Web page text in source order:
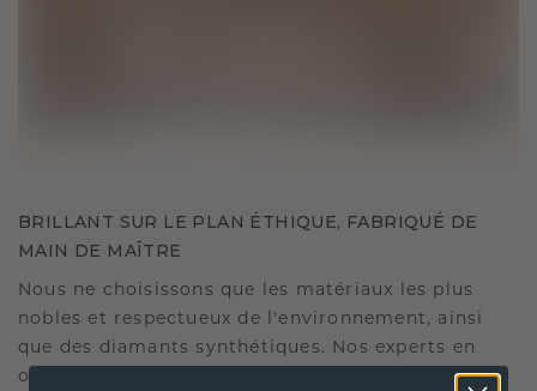
BRILLANT SUR LE PLAN ÉTHIQUE, FABRIQUÉ DE
MAIN DE MAÎTRE
Nous ne choisissons que les matériaux les plus
nobles et respectueux de l'environnement, ainsi
que des diamants synthétiques. Nos experts en
orfèvrerie allient durabilité et savoir-faire inégalé,